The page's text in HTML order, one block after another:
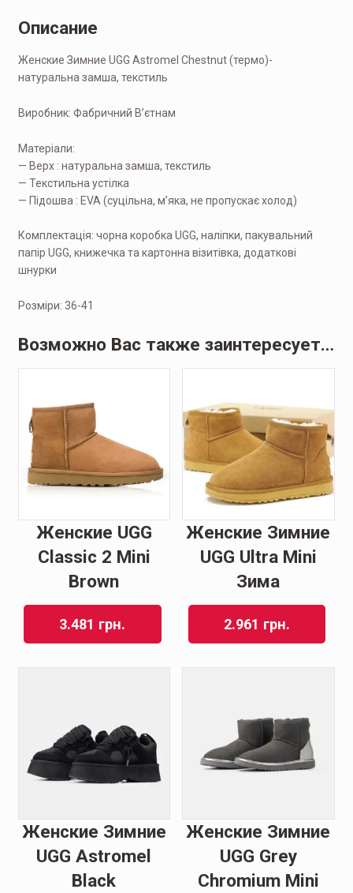
Описание
Женские Зимние UGG Astromel Chestnut (термо)-
натуральна замша, текстиль
Виробник: Фабричний Вʼєтнам
Матеріали:
— Верх : натуральна замша, текстиль
— Текстильна устілка
— Підошва : EVA (суцільна, мʼяка, не пропускає холод)
Комплектація: чорна коробка UGG, наліпки, пакувальний
папір UGG, книжечка та картонна візитівка, додаткові
шнурки
Розміри: 36-41
Возможно Вас также заинтересует…
Женские UGG
Classic 2 Mini
Brown
3.481 грн.
Женские Зимние
UGG Ultra Mini
Зима
2.961 грн.
Женские Зимние
UGG Astromel
Black
Женские Зимние
UGG Grey
Chromium Mini